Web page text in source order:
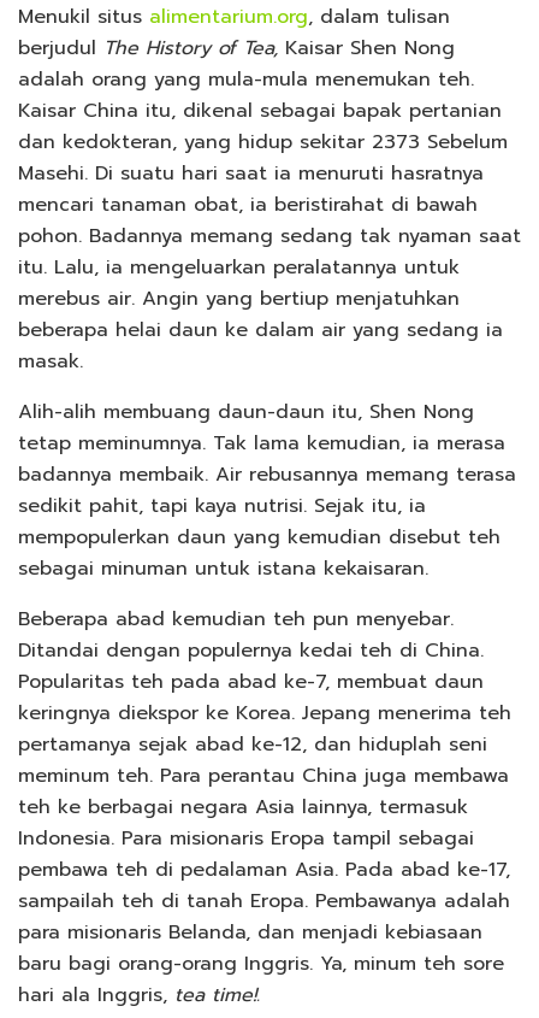
Menukil situs alimentarium.org, dalam tulisan
berjudul The History of Tea, Kaisar Shen Nong
adalah orang yang mula-mula menemukan teh.
Kaisar China itu, dikenal sebagai bapak pertanian
dan kedokteran, yang hidup sekitar 2373 Sebelum
Masehi. Di suatu hari saat ia menuruti hasratnya
mencari tanaman obat, ia beristirahat di bawah
pohon. Badannya memang sedang tak nyaman saat
itu. Lalu, ia mengeluarkan peralatannya untuk
merebus air. Angin yang bertiup menjatuhkan
beberapa helai daun ke dalam air yang sedang ia
masak.
Alih-alih membuang daun-daun itu, Shen Nong
tetap meminumnya. Tak lama kemudian, ia merasa
badannya membaik. Air rebusannya memang terasa
sedikit pahit, tapi kaya nutrisi. Sejak itu, ia
mempopulerkan daun yang kemudian disebut teh
sebagai minuman untuk istana kekaisaran.
Beberapa abad kemudian teh pun menyebar.
Ditandai dengan populernya kedai teh di China.
Popularitas teh pada abad ke-7, membuat daun
keringnya diekspor ke Korea. Jepang menerima teh
pertamanya sejak abad ke-12, dan hiduplah seni
meminum teh. Para perantau China juga membawa
teh ke berbagai negara Asia lainnya, termasuk
Indonesia. Para misionaris Eropa tampil sebagai
pembawa teh di pedalaman Asia. Pada abad ke-17,
sampailah teh di tanah Eropa. Pembawanya adalah
para misionaris Belanda, dan menjadi kebiasaan
baru bagi orang-orang Inggris. Ya, minum teh sore
hari ala Inggris, tea time!.